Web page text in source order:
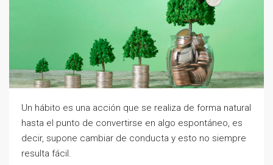
Un hábito es una acción que se realiza de forma natural
hasta el punto de convertirse en algo espontáneo, es
decir, supone cambiar de conducta y esto no siempre
resulta fácil.